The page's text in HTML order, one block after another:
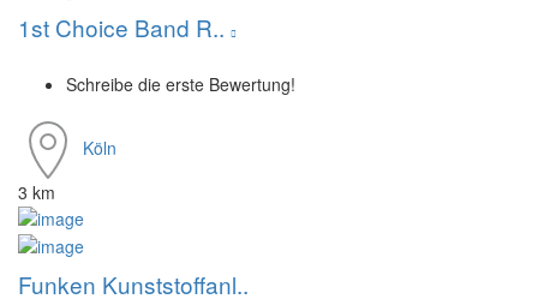
1st Choice Band R..
Schreibe die erste Bewertung!
Köln
3 km
Funken Kunststoffanl..